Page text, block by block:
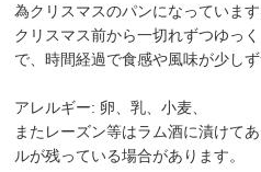
為クリスマスのパンになっています
クリスマス前から一切れずつゆっ
で、時間経過で食感や風味が少し
アレルギー: 卵、乳、小麦、
またレーズン等はラム酒に漬けて
ルが残っている場合があります。